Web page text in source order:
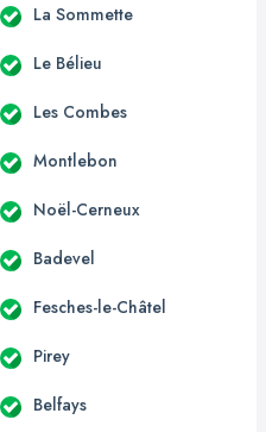
La Sommette
Le Bélieu
Les Combes
Montlebon
Noël-Cerneux
Badevel
Fesches-le-Châtel
Pirey
Belfays